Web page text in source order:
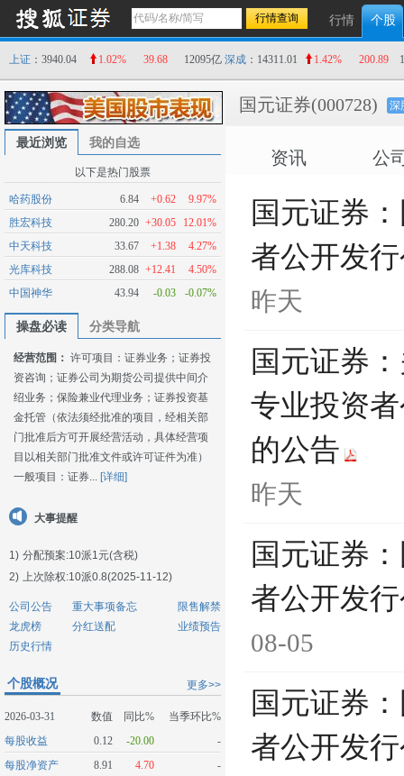
行情 个股
上证 ：3940.04 1.02% 39.68 12095亿 深成 ：14311.01 1.42% 200.89
最近浏览 我的自选
以下是热门股票
哈药股份 6.84 +0.62
9.97%
胜宏科技
280.20 +30.05
12.01%
中天科技
33.67 +1.38
4.27%
光库科技
288.08 +12.41
4.50%
中国神华
43.94 -0.03 -0.07%
操盘必读 分类导航
经营范围： 许可项目：证券业务；证券投
资咨询；证券公司为期货公司提供中间介
绍业务；保险兼业代理业务；证券投资基
金托管（依法须经批准的项目，经相关部
门批准后方可开展经营活动，具体经营项
目以相关部门批准文件或许可证件为准）
一般项目：证券... [详细]
大事提醒
1) 分配预案:10派1元(含税)
2) 上次除权:10派0.8(2025-11-12)
公司公告 重大事项备忘
限售解禁
龙虎榜
分红送配
业绩预告
历史行情
更多>>
个股概况
2026-03-31 数值 同比%
当季环比%
每股收益
0.12 -20.00
-
每股净资产
8.91 4.70
-
国元证券(000728) 深
资讯 公
国元证券
者公开发
昨天
国元证券
专业投资
的公告
昨天
国元证券
者公开发
08-05
国元证券
者公开发